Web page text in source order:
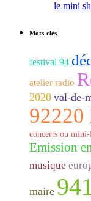
le mini
Mots-clés
festival 94
atelier radio
2020 val-de-
92220
concerts ou
Emission
musique
maire